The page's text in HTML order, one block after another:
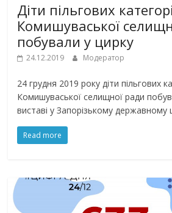
Діти пільгових
Комишуваської
побували у цирку
24.12.2019 Модератор
24 грудня 2019 року діти пільгових
Комишуваської селищної ради
виставі у Запорізькому державному
Read more